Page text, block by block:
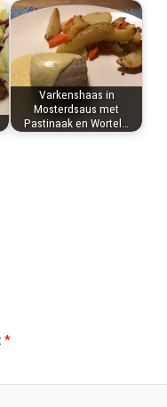
Varkenshaas in
Mosterdsaus met
Pastinaak en Wortel…
*